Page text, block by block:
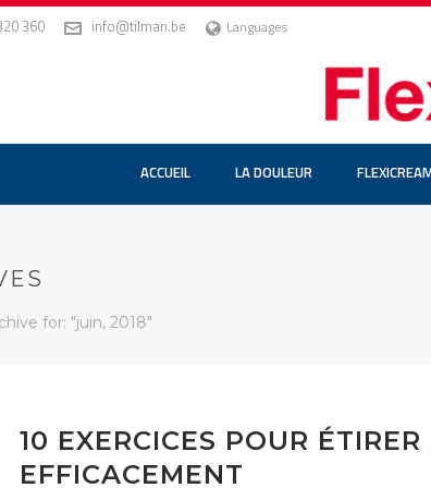
360 info@tilman.be Languages
ACCUEIL LA DOULEUR
for: "juin, 2018"
10 EXERCICES POUR
EFFICACEMENT